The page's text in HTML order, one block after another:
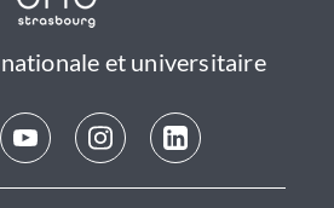
et universitaire